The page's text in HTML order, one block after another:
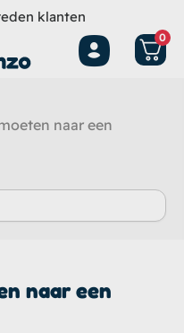
klanten
0
naar een
naar een